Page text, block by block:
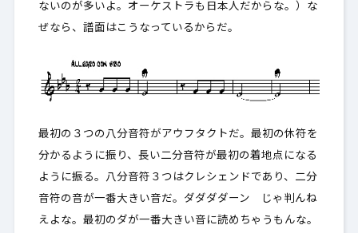
ないのが多いよ。オーケストラも日本人だからな。）な
ぜなら、譜面はこうなっているからだ。
最初の３つの八分音符がアウフタクトだ。最初の休符を
分かるように振り、長い二分音符が最初の着地点になる
ように振る。八分音符３つはクレシェンドであり、二分
音符の音が一番大きい音だ。ダダダダーン じゃ判んね
えよな。最初のダが一番大きい音に読めちゃうもんな。